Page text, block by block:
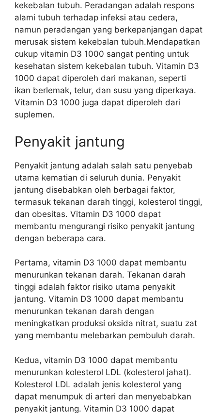
kekebalan tubuh. Peradangan adalah respons
alami tubuh terhadap infeksi atau cedera,
namun peradangan yang berkepanjangan dapat
merusak sistem kekebalan tubuh.Mendapatkan
cukup vitamin D3 1000 sangat penting untuk
kesehatan sistem kekebalan tubuh. Vitamin D3
1000 dapat diperoleh dari makanan, seperti
ikan berlemak, telur, dan susu yang diperkaya.
Vitamin D3 1000 juga dapat diperoleh dari
suplemen.
Penyakit jantung
Penyakit jantung adalah salah satu penyebab
utama kematian di seluruh dunia. Penyakit
jantung disebabkan oleh berbagai faktor,
termasuk tekanan darah tinggi, kolesterol tinggi,
dan obesitas. Vitamin D3 1000 dapat
membantu mengurangi risiko penyakit jantung
dengan beberapa cara.
Pertama, vitamin D3 1000 dapat membantu
menurunkan tekanan darah. Tekanan darah
tinggi adalah faktor risiko utama penyakit
jantung. Vitamin D3 1000 dapat membantu
menurunkan tekanan darah dengan
meningkatkan produksi oksida nitrat, suatu zat
yang membantu melebarkan pembuluh darah.
Kedua, vitamin D3 1000 dapat membantu
menurunkan kolesterol LDL (kolesterol jahat).
Kolesterol LDL adalah jenis kolesterol yang
dapat menumpuk di arteri dan menyebabkan
penyakit jantung. Vitamin D3 1000 dapat